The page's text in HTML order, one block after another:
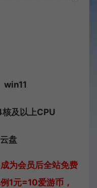
win11
核及以上CPU
盘
为会员后全站免费
1元=10爱游币，